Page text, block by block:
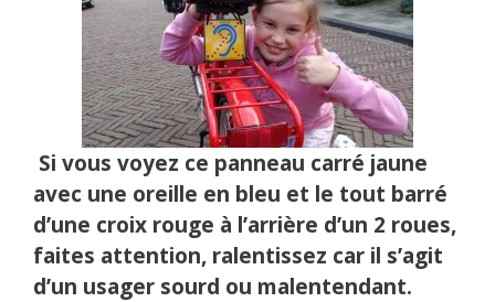
Si vous voyez ce panneau carré jaune
avec une oreille en bleu et le tout barré
d’une croix rouge à l’arrière d’un 2 roues,
faites attention, ralentissez car il s’agit
d’un usager sourd ou malentendant.